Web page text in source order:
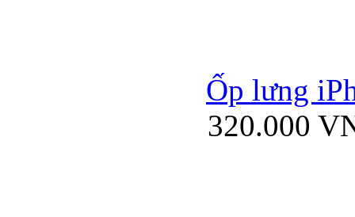
Ốp lưng
320.000